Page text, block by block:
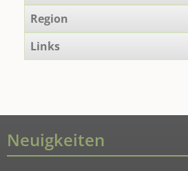
Region
Links
Neuigkeiten